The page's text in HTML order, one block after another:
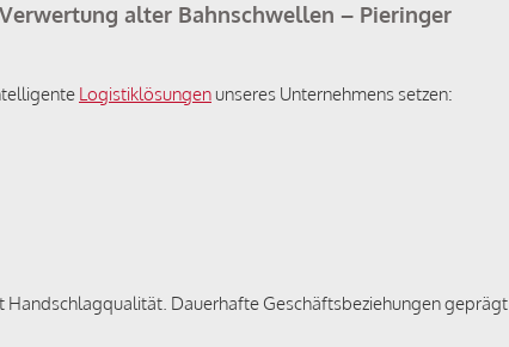
alter Bahnschwellen – Pieringer
Logistiklösungen unseres Unternehmens setzen:
Handschlagqualität. Dauerhafte Geschäftsbeziehungen geprägt